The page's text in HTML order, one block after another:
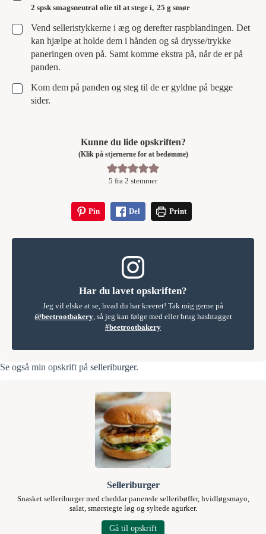
2 spsk smagsneutral olie til at stege i, 25 g smør
▢
Vend selleristykkerne i æg og derefter raspblandingen. Det
kan hjælpe at holde dem i hånden og så drysse/trykke
paneringen oven på. Samt komme ekstra på, når de er på
panden.
▢
Kom dem på panden og steg til de er gyldne på begge
sider.
Kunne du lide opskriften?
(Klik på stjernerne for at bedømme)
5 fra 2 stemmer
Pin Del Print
Har du lavet opskriften?
Jeg vil elske at se, hvad du har kreeret! Tak mig gerne på
@beetrootbakery, så jeg kan følge med eller brug hashtagget
#beetrootbakery
Se også min opskrift på selleriburger.
Selleriburger
Snasket selleriburger med cheddar panerede selleribøffer, hvidløgsmayo,
salat, smørstegte løg og syltede agurker.
Gå til opskrift